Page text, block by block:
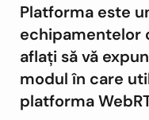
Platforma este
echipamentelor
aflați să vă
modul în care
platforma